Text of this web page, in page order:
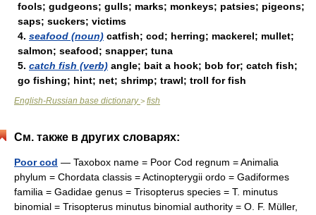
fools; gudgeons; gulls; marks; monkeys; patsies; pigeons;
saps; suckers; victims
4. seafood (noun) catfish; cod; herring; mackerel; mullet;
salmon; seafood; snapper; tuna
5. catch fish (verb) angle; bait a hook; bob for; catch fish;
go fishing; hint; net; shrimp; trawl; troll for fish
English-Russian base dictionary> fish
См. также в других словарях:
Poor cod — Taxobox name = Poor Cod regnum = Animalia
phylum = Chordata classis = Actinopterygii ordo = Gadiformes
familia = Gadidae genus = Trisopterus species = T. minutus
binomial = Trisopterus minutus binomial authority = O. F. Müller,